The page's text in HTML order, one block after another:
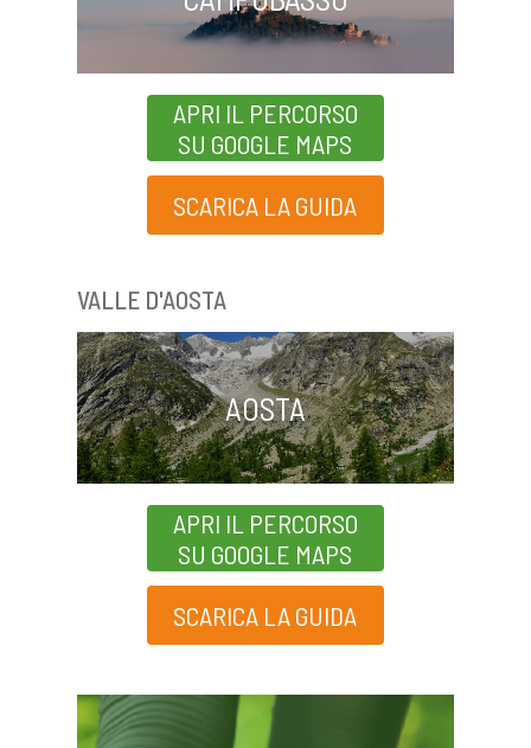
APRI IL PERCORSO
SU GOOGLE MAPS
SCARICA LA GUIDA
VALLE D'AOSTA
AOSTA
APRI IL PERCORSO
SU GOOGLE MAPS
SCARICA LA GUIDA